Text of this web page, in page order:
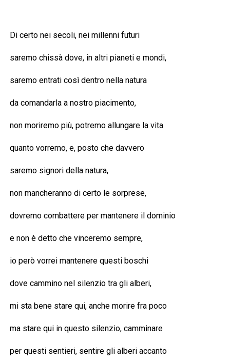
Di certo nei secoli, nei millenni futuri
saremo chissà dove, in altri pianeti e mondi,
saremo entrati così dentro nella natura
da comandarla a nostro piacimento,
non moriremo più, potremo allungare la vita
quanto vorremo, e, posto che davvero
saremo signori della natura,
non mancheranno di certo le sorprese,
dovremo combattere per mantenere il dominio
e non è detto che vinceremo sempre,
io però vorrei mantenere questi boschi
dove cammino nel silenzio tra gli alberi,
mi sta bene stare qui, anche morire fra poco
ma stare qui in questo silenzio, camminare
per questi sentieri, sentire gli alberi accanto